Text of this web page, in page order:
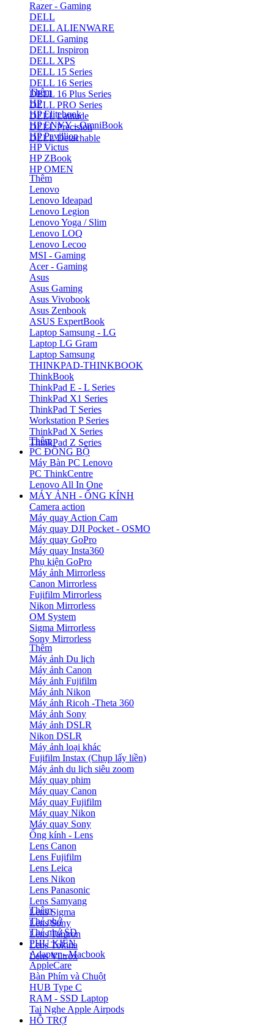
Razer - Gaming
DELL
DELL ALIENWARE
DELL Gaming
DELL Inspiron
DELL XPS
DELL 15 Series
DELL 16 Series
DELL 16 Plus Series
DELL PRO Series
DELL Latitude
DELL Precision
DELL Detachable
Thêm
HP
HP Elitebook
HP ENVY - OmniBook
HP Pavillion
HP Victus
HP ZBook
HP OMEN
Thêm
Lenovo
Lenovo Ideapad
Lenovo Legion
Lenovo Yoga / Slim
Lenovo LOQ
Lenovo Lecoo
MSI - Gaming
Acer - Gaming
Asus
Asus Gaming
Asus Vivobook
Asus Zenbook
ASUS ExpertBook
Laptop Samsung - LG
Laptop LG Gram
Laptop Samsung
THINKPAD-THINKBOOK
ThinkBook
ThinkPad E - L Series
ThinkPad X1 Series
ThinkPad T Series
Workstation P Series
ThinkPad X Series
ThinkPad Z Series
Thêm
PC ĐỒNG BỘ
Máy Bàn PC Lenovo
PC ThinkCentre
Lenovo All In One
MÁY ẢNH - ỐNG KÍNH
Camera action
Máy quay Action Cam
Máy quay DJI Pocket - OSMO
Máy quay GoPro
Máy quay Insta360
Phụ kiện GoPro
Máy ảnh Mirrorless
Canon Mirrorless
Fujifilm Mirrorless
Nikon Mirrorless
OM System
Sigma Mirrorless
Sony Mirrorless
Thêm
Máy ảnh Du lịch
Máy ảnh Canon
Máy ảnh Fujifilm
Máy ảnh Nikon
Máy ảnh Ricoh -Theta 360
Máy ảnh Sony
Máy ảnh DSLR
Nikon DSLR
Máy ảnh loại khác
Fujifilm Instax (Chụp lấy liền)
Máy ảnh du lịch siêu zoom
Máy quay phim
Máy quay Canon
Máy quay Fujifilm
Máy quay Nikon
Máy quay Sony
Ống kính - Lens
Lens Canon
Lens Fujifilm
Lens Leica
Lens Nikon
Lens Panasonic
Lens Samyang
Lens Sigma
Lens Sony
Lens Tamron
Lens Tokina
Lens Viltrox
Thêm
Thẻ nhớ
Thẻ nhớ SD
PHỤ KIỆN
Adapter - Macbook
AppleCare
Bàn Phím và Chuột
HUB Type C
RAM - SSD Laptop
Tai Nghe Apple Airpods
HỖ TRỢ